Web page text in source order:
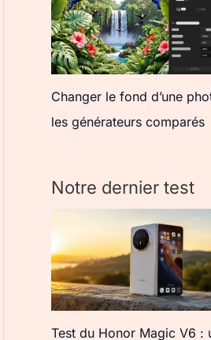
Changer le fond d’une
les générateurs comparés
Notre dernier test
Test du Honor Magic V6 :